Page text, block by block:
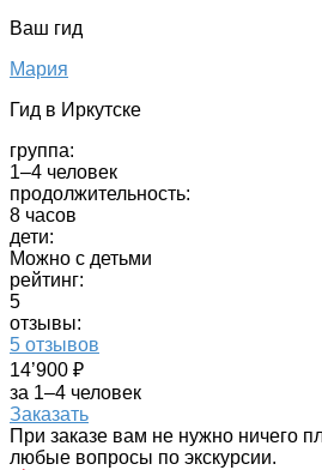
Ваш гид
Мария
Гид в Иркутске
группа:
1–4 человек
продолжительность:
8 часов
дети:
Можно с детьми
рейтинг:
5
отзывы:
5 отзывов
14’900 ₽
за 1–4 человек
Заказать
При заказе вам не нужно ничего
любые вопросы по экскурсии.